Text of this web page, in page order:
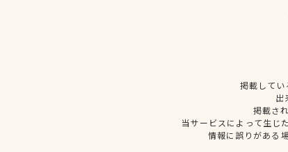
掲載して
出
掲載さ
当サービスによって生じ
情報に誤りがある